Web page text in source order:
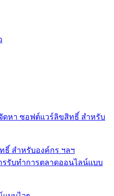
ธิ์ สำหรับองค์กร ฯลฯ